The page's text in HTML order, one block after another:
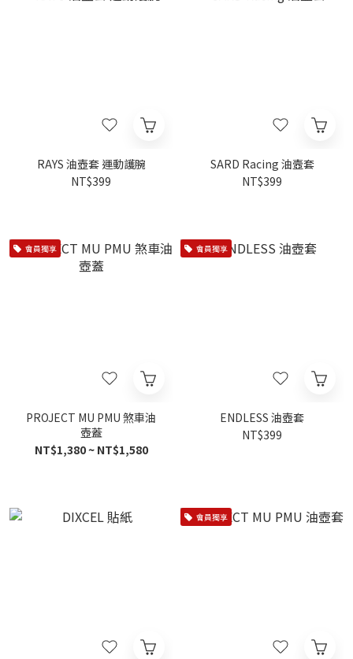
RAYS 油壺套 運動護腕
NT$399
SARD Racing 油壼套
NT$399
會員獨享
PROJECT MU PMU 煞車油
壺蓋
NT$1,380 ~ NT$1,580
會員獨享
ENDLESS 油壺套
NT$399
會員獨享